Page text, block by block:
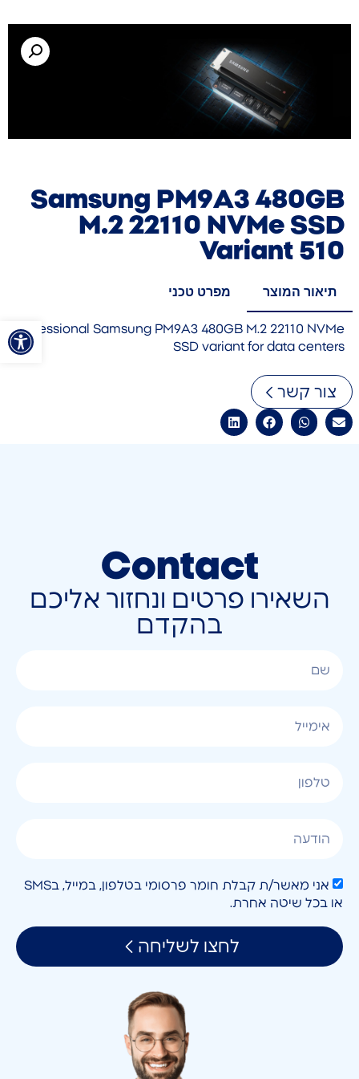
פתח
Samsung PM9A3 480GB
M.2 22110 NVMe SSD
Variant 510
תיאור המוצר מפרט טכני
Professional Samsung PM9A3 480GB M.2 22110 NVMe
SSD variant for data centers
צור קשר
Contact
השאירו פרטים ונחזור אליכם
בהקדם
אני מאשר/ת קבלת חומר פרסומי בטלפון, במייל, בSMS
או בכל שיטה אחרת.
לחצו לשליחה